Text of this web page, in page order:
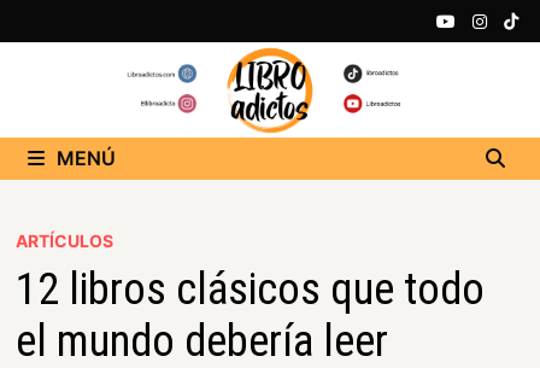
MENÚ
ARTÍCULOS
12 libros clásicos que todo
el mundo debería leer